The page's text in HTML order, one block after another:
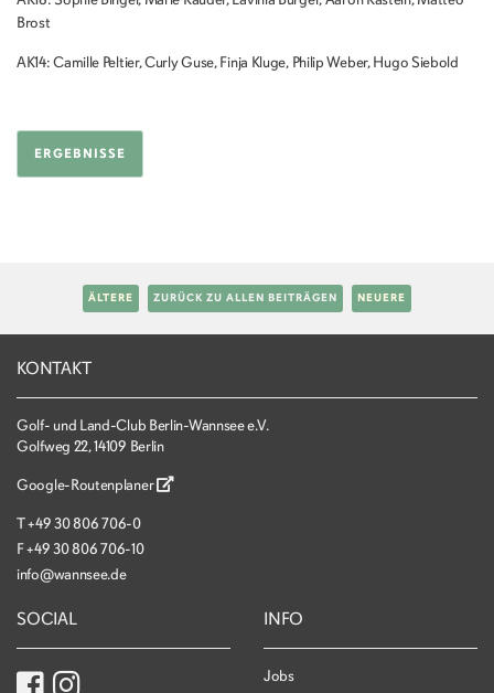
Brost
AK14: Camille Peltier, Curly Guse, Finja Kluge, Philip Weber, Hugo Siebold
ERGEBNISSE
ÄLTERE ZURÜCK ZU ALLEN BEITRÄGEN NEUERE
KONTAKT
Golf- und Land-Club Berlin-Wannsee e.V.
Golfweg 22, 14109 Berlin
Google-Routenplaner
T+49 30 806 706-0
F+49 30 806 706-10
info@wannsee.de
SOCIAL INFO
Jobs